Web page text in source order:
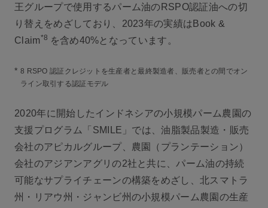
王グループで使用するパーム油のRSPO認証油への切
り替えをめざしており、2023年の実績はBook &
Claim*8 を含め40%となっています。
* 8 RSPO 認証クレジットを生産者と最終製造者、販売者との間でオン
ライン取引する認証モデル
2020年に開始したインドネシアの小規模パーム農園の
支援プログラム「SMILE」では、油脂製品製造・販売
会社のアピカルグループ、農園（プランテーション）
会社のアジアンアグリの2社と共に、パーム油の持続
可能なサプライチェーンの構築をめざし、北スマトラ
州・リアウ州・ジャンビ州の小規模パーム農園の生産